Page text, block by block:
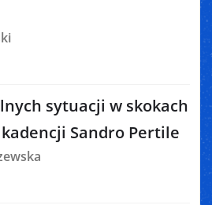
sytuacji w skokach
Sandro Pertile